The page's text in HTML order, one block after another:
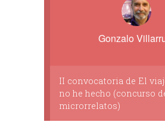
Gonzalo
II convocatoria de El
no he hecho (concurso
microrrelatos)